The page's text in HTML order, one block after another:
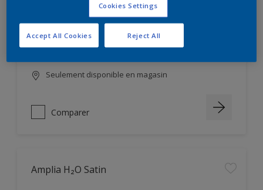
Recouvrable dans la journée
Bel esthétisme et garnissant
Application en mouillé sur mouillé
Seulement disponible en magasin
Comparer
Amplia H₂O Satin
Cookies Settings
Reject All
Accept All Cookies